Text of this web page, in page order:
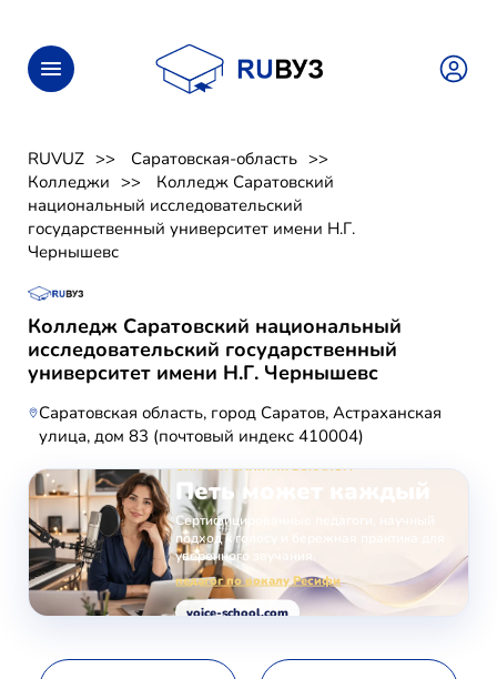
RUVUZ
Саратовская-область
Колледжи
Колледж Саратовский
национальный исследовательский
государственный университет имени Н.Г.
Чернышевс
Колледж Саратовский национальный
исследовательский государственный
университет имени Н.Г. Чернышевс
Саратовская область, город Саратов, Астраханская
улица, дом 83 (почтовый индекс 410004)
ОНЛАЙН-ЗАНЯТИЯ ВОКАЛОМ
Петь может каждый
Сертифицированные педагоги, научный
подход к голосу и бережная практика для
уверенного звучания.
педагог по вокалу Ресифи
voice-school.com